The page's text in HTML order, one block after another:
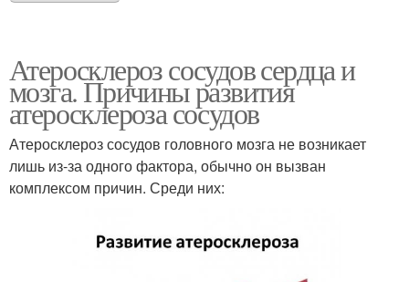
Атеросклероз сосудов сердца и
мозга. Причины развития
атеросклероза сосудов
Атеросклероз сосудов головного мозга не возникает
лишь из-за одного фактора, обычно он вызван
комплексом причин. Среди них: